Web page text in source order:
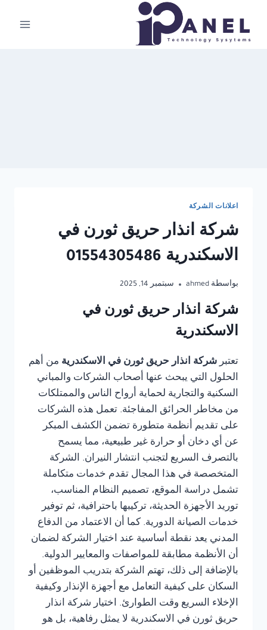
المحتوى
اعلانات الشركة
شركة انذار حريق ثورن في
الاسكندرية 01554305486
بواسطة ahmed سبتمبر 14, 2025
شركة انذار حريق ثورن في
الاسكندرية
تعتبر شركة انذار حريق ثورن في الاسكندرية من أهم
الحلول التي يبحث عنها أصحاب الشركات والمباني
السكنية والتجارية لحماية أرواح الناس والممتلكات
من مخاطر الحرائق المفاجئة. تعمل هذه الشركات
على تقديم أنظمة متطورة تضمن الكشف المبكر
عن أي دخان أو حرارة غير طبيعية، مما يسمح
بالتصرف السريع لتجنب انتشار النيران. الشركة
المتخصصة في هذا المجال تقدم خدمات متكاملة
تشمل دراسة الموقع، تصميم النظام المناسب،
توريد الأجهزة الحديثة، تركيبها باحترافية، ثم توفير
خدمات الصيانة الدورية. كما أن الاعتماد من الدفاع
المدني يعد نقطة أساسية عند اختيار الشركة لضمان
أن الأنظمة مطابقة للمواصفات والمعايير الدولية.
بالإضافة إلى ذلك، تهتم الشركة بتدريب الموظفين أو
السكان على كيفية التعامل مع أجهزة الإنذار وكيفية
الإخلاء السريع وقت الطوارئ. اختيار شركة انذار
حريق ثورن في الاسكندرية لا يمثل رفاهية، بل هو